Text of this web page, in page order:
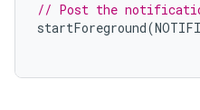
// Post the
startForeground(